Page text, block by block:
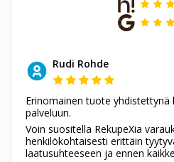
Rudi Rohde
Erinomainen tuote yhdistettynä
palveluun.
Voin suositella RekupeXia
henkilökohtaisesti erittäin
laatusuhteeseen ja ennen